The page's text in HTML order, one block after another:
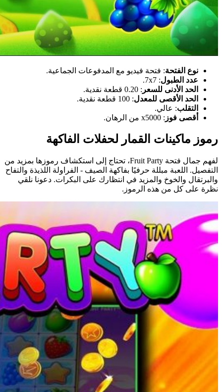
نوع الفتحة: فتحة فيديو مع المدفوعات الجماعية.
عدد الطبول: 7x7.
الحد الأدنى للسعر : 0.20 قطعة نقدية.
الحد الأقصى للمعدل: 100 قطعة نقدية.
التقلب: عالي.
أقصى فوز : x5000 من الرهان.
رموز ماكينات القمار لحفلات الفاكهة
لفهم جمال فتحة Fruit Party، تحتاج إلى استكشاف رموزها بمزيد من
التفصيل. اللعبة مبللة حرفيًا بفاكهة الصيف - الفراولة اللذيذة والتفاح
والبرتقال والخوخ والمزيد في انتظارك على البكرات. دعونا نلقي
نظرة على كل من هذه الرموز.